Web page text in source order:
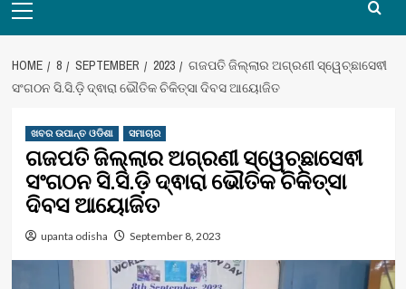
Menu
HOME 8 SEPTEMBER 2023
ଗଜପତି ଜିଲ୍ଲାର ଅଗ୍ରଣୀ ସ୍ୱେଚ୍ଛାସେଵୀ
ସଂଗଠନ ସି.ସି.ଡ଼ି ଦ୍ଵାରା ଭୌତିକ ଚିକିତ୍ସା ଦିବସ ଆୟୋଜିତ
ଖବର ଉପାନ୍ତ ଓଡିଶା ସମାଚାର
ଗଜପତି ଜିଲ୍ଲାର ଅଗ୍ରଣୀ ସ୍ୱେଚ୍ଛାସେଵୀ
ସଂଗଠନ ସି.ସି.ଡ଼ି ଦ୍ଵାରା ଭୌତିକ ଚିକିତ୍ସା
ଦିବସ ଆୟୋଜିତ
upanta odisha September 8, 2023